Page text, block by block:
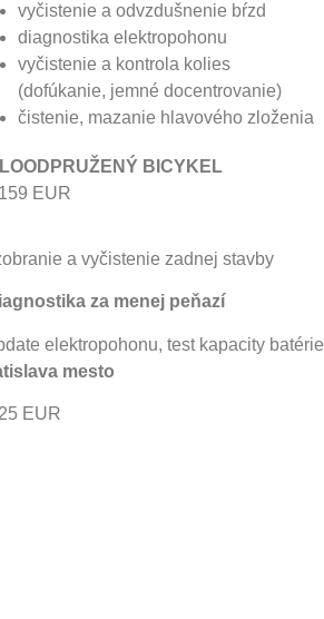
vyčistenie a odvzdušnenie bŕzd
diagnostika elektropohonu
vyčistenie a kontrola kolies
(dofúkanie, jemné docentrovanie)
čistenie, mazanie hlavového zloženia
BICYKEL
EUR
a vyčistenie zadnej stavby
za menej peňazí
elektropohonu, test kapacity batérie
mesto
EUR